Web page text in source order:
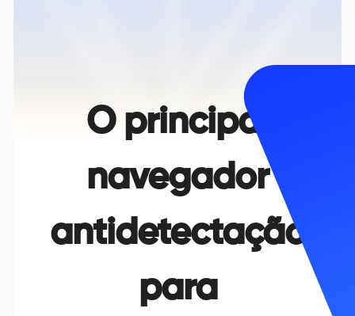
O principal
navegador
antidetectação
para